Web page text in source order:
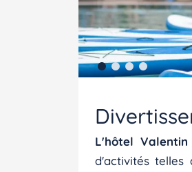
L'hôtel
d'activités telles